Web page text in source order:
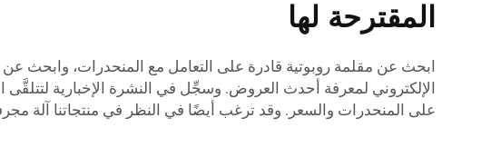
المقترحة لها
ابحث عن مقلمة روبوتية قادرة على التعامل مع المنحدرات، وابحث
الإلكتروني لمعرفة أحدث العروض. وسجِّل في النشرة الإخبارية لتتلقَّى
على المنحدرات والسعر. وقد ترغب أيضًا في النظر في منتجاتنا آلة